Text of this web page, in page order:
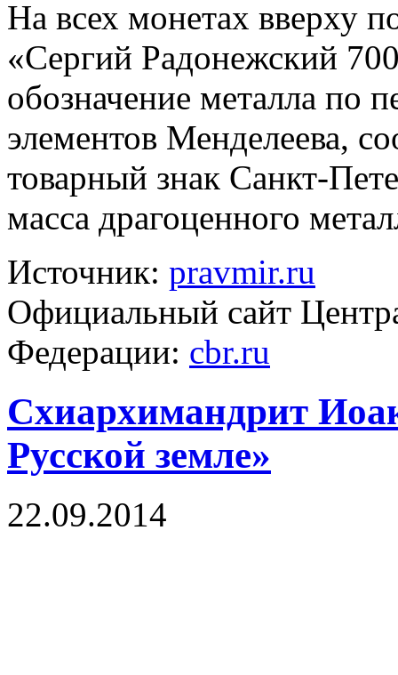
На всех монетах вверху
«Сергий Радонежский
обозначение металла по
элементов Менделеева,
товарный знак Санкт-
масса драгоценного
Источник: pravmir.ru
Официальный сайт
Федерации: cbr.ru
Схиархимандрит
Русской земле»
22.09.2014